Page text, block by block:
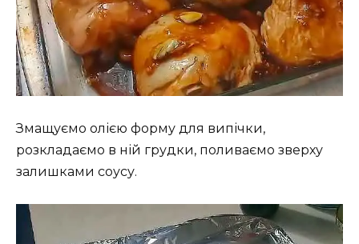
Змащуємо олією форму для випічки,
розкладаємо в ній грудки, поливаємо зверху
залишками соусу.